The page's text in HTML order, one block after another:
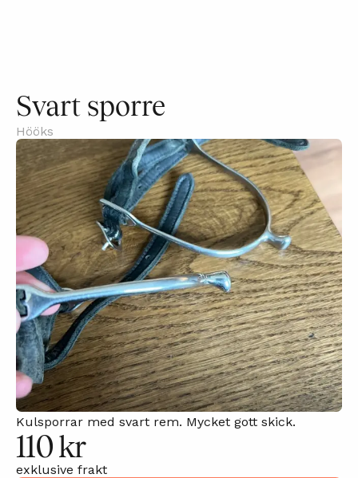
Svart sporre
Hööks
Kulsporrar med svart rem. Mycket gott skick.
110 kr
exklusive frakt